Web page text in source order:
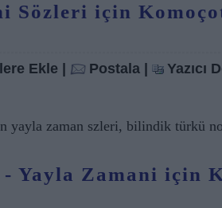
Sözleri için
Ekle | Postala |
Yazıcı
yayla zaman szleri, bilindik türkü
- Yayla Zamani için